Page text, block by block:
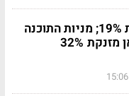
הישראלית שמזנקת 19%; מניות התוכנה
מתעוררות: אטלסיאן מזנקת 32%
15:06